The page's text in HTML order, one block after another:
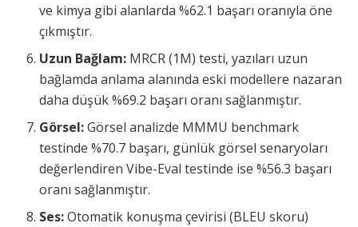
ve kimya gibi alanlarda %62.1 başarı oranıyla öne
çıkmıştır.
Uzun Bağlam: MRCR (1M) testi, yazıları uzun
bağlamda anlama alanında eski modellere nazaran
daha düşük %69.2 başarı oranı sağlanmıştır.
Görsel:Görsel analizde MMMU benchmark
testinde %70.7 başarı, günlük görsel senaryoları
değerlendiren Vibe-Eval testinde ise %56.3 başarı
oranı sağlanmıştır.
Ses:Otomatik konuşma çevirisi (BLEU skoru)